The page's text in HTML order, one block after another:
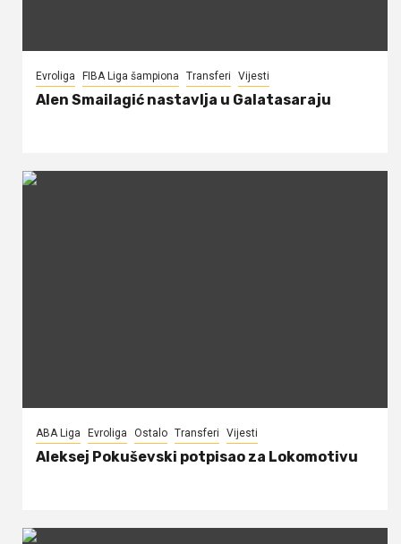
Evroliga FIBA Liga šampiona Transferi Vijesti
Alen Smailagić nastavlja u Galatasaraju
ABA Liga Evroliga Ostalo Transferi Vijesti
Aleksej Pokuševski potpisao za Lokomotivu